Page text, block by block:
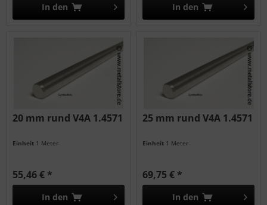
In den In den
20 mm rund V4A 1.4571
Einheit 1 Meter
55,46 € *
In den
25 mm rund V4A 1.4571
Einheit 1 Meter
69,75 € *
In den